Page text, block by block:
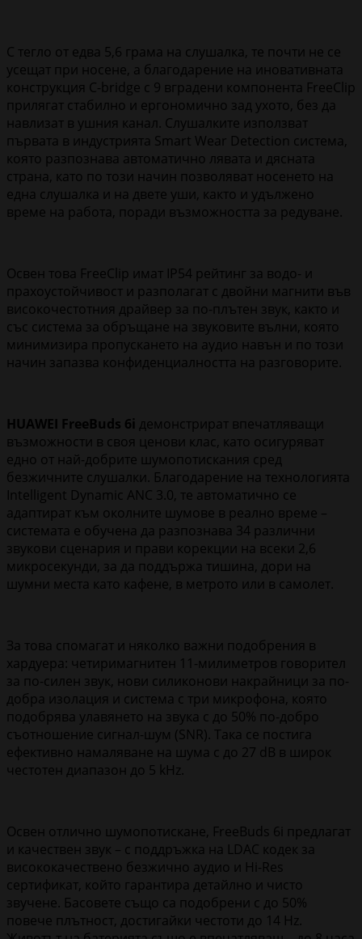
С тегло от едва 5,6 грама на слушалка, те почти не се
усещат при носене, а благодарение на иновативната
конструкция C-bridge с 9 вградени компонента FreeClip
прилягат стабилно и ергономично зад ухото, без да
навлизат в ушния канал. Слушалките използват
първата в индустрията Smart Wear Detection система,
която разпознава автоматично лявата и дясната
страна, като по този начин позволяват носенето на
една слушалка и на двете уши, както и удължено
време на работа, поради възможността за редуване.
Освен това FreeClip имат IP54 рейтинг за водо- и
прахоустойчивост и разполагат с двойни магнити във
високочестотния драйвер за по-плътен звук, както и
със система за обръщане на звуковите вълни, която
минимизира пропускането на аудио навън и по този
начин запазва конфиденциалността на разговорите.
HUAWEI FreeBuds 6i демонстрират впечатляващи
възможности в своя ценови клас, като осигуряват
едно от най-добрите шумопотискания сред
безжичните слушалки. Благодарение на технологията
Intelligent Dynamic ANC 3.0, те автоматично се
адаптират към околните шумове в реално време –
системата е обучена да разпознава 34 различни
звукови сценария и прави корекции на всеки 2,6
микросекунди, за да поддържа тишина, дори на
шумни места като кафене, в метрото или в самолет.
За това спомагат и няколко важни подобрения в
хардуера: четиримагнитен 11-милиметров говорител
за по-силен звук, нови силиконови накрайници за по-
добра изолация и система с три микрофона, която
подобрява улавянето на звука с до 50% по-добро
съотношение сигнал-шум (SNR). Така се постига
ефективно намаляване на шума с до 27 dB в широк
честотен диапазон до 5 kHz.
Освен отлично шумопотискане, FreeBuds 6i предлагат
и качествен звук – с поддръжка на LDAC кодек за
висококачествено безжично аудио и Hi-Res
сертификат, който гарантира детайлно и чисто
звучене. Басовете също са подобрени с до 50%
повече плътност, достигайки честоти до 14 Hz.